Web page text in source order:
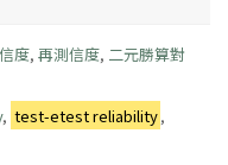
度, 再測信度, 二元勝算對
, test-etest reliability,